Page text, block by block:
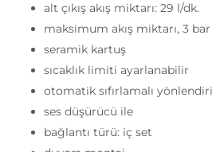
alt çıkış akış miktarı: 29 l/dk.
maksimum akış miktarı, 3 bar
seramik kartuş
sıcaklık limiti ayarlanabilir
otomatik sıfırlamalı
ses düşürücü ile
bağlantı türü: iç set